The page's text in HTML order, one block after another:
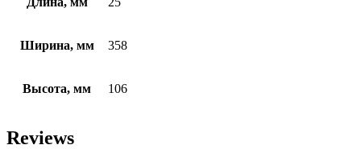
Ширина, мм 358
Высота, мм 106
Reviews